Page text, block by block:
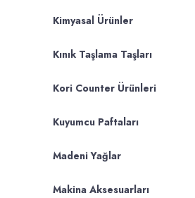
Kimyasal Ürünler
Kınık Taşlama Taşları
Kori Counter Ürünleri
Kuyumcu Paftaları
Madeni Yağlar
Makina Aksesuarları